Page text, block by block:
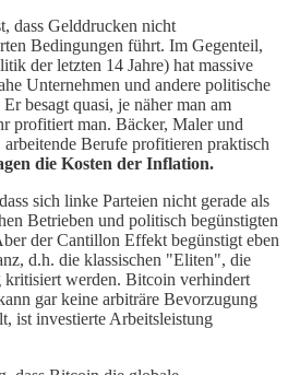
dass Gelddrucken nicht
Bedingungen führt. Im Gegenteil,
der letzten 14 Jahre) hat massive
Unternehmen und andere politische
besagt quasi, je näher man am
profitiert man. Bäcker, Maler und
Berufe profitieren praktisch
die Kosten der Inflation.
sich linke Parteien nicht gerade als
Betrieben und politisch begünstigten
der Cantillon Effekt begünstigt eben
d.h. die klassischen "Eliten", die
kritisiert werden. Bitcoin verhindert
gar keine arbiträre Bevorzugung
ist investierte Arbeitsleistung